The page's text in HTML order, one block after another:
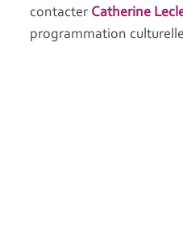
contacter Catherine
programmation